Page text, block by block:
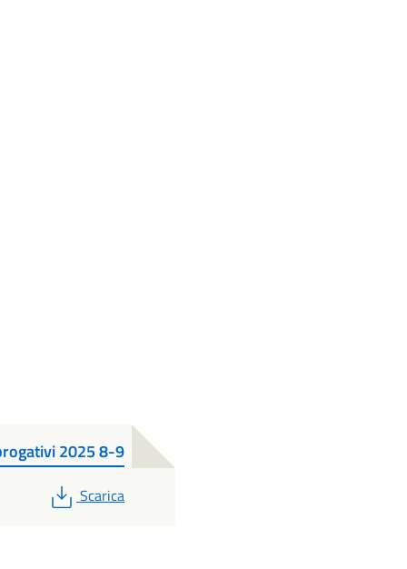
2025 8-9
PDF
Scarica